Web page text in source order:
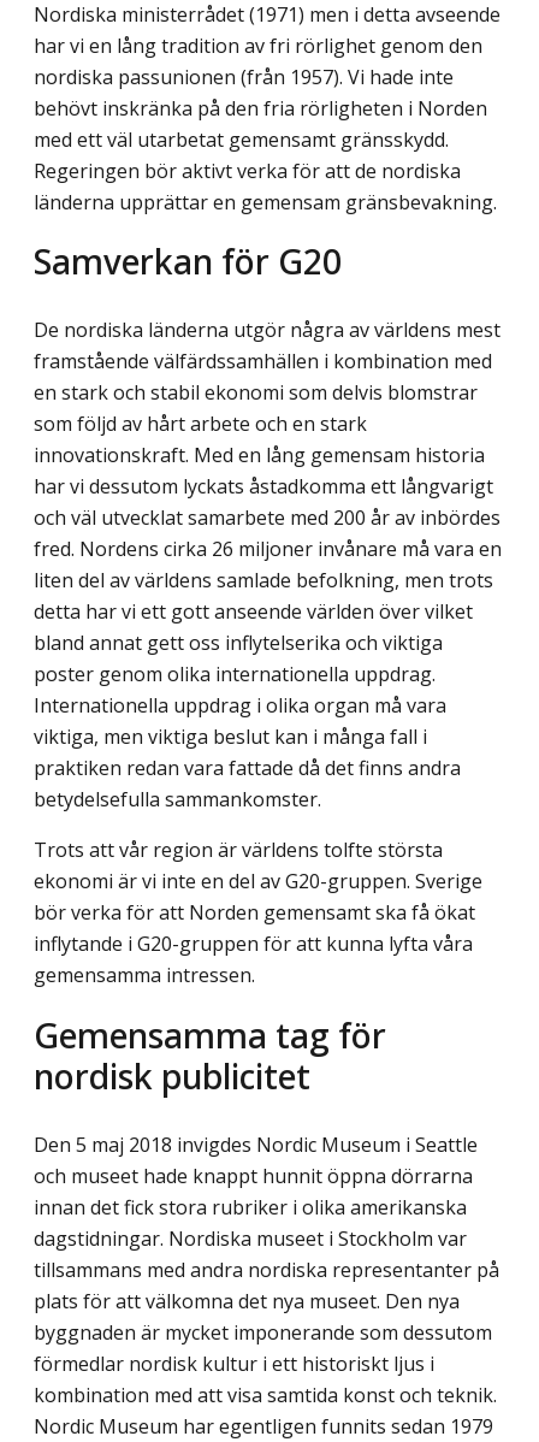
Nordiska ministerrådet (1971) men i detta avseende
har vi en lång tradition av fri rörlighet genom den
nordiska passunionen (från 1957). Vi hade inte
behövt inskränka på den fria rörligheten i Norden
med ett väl utarbetat gemensamt gränsskydd.
Regeringen bör aktivt verka för att de nordiska
länderna upprättar en gemensam gränsbevakning.
Samverkan för G20
De nordiska länderna utgör några av världens mest
framstående välfärdssamhällen i kombination med
en stark och stabil ekonomi som delvis blomstrar
som följd av hårt arbete och en stark
innovationskraft. Med en lång gemensam historia
har vi dessutom lyckats åstadkomma ett långvarigt
och väl utvecklat samarbete med 200 år av inbördes
fred. Nordens cirka 26 miljoner invånare må vara en
liten del av världens samlade befolkning, men trots
detta har vi ett gott anseende världen över vilket
bland annat gett oss inflytelserika och viktiga
poster genom olika internationella uppdrag.
Internationella uppdrag i olika organ må vara
viktiga, men viktiga beslut kan i många fall i
praktiken redan vara fattade då det finns andra
betydelsefulla sammankomster.
Trots att vår region är världens tolfte största
ekonomi är vi inte en del av G20-gruppen. Sverige
bör verka för att Norden gemensamt ska få ökat
inflytande i G20-gruppen för att kunna lyfta våra
gemensamma intressen.
Gemensamma tag för
nordisk publicitet
Den 5 maj 2018 invigdes Nordic Museum i Seattle
och museet hade knappt hunnit öppna dörrarna
innan det fick stora rubriker i olika amerikanska
dagstidningar. Nordiska museet i Stockholm var
tillsammans med andra nordiska representanter på
plats för att välkomna det nya museet. Den nya
byggnaden är mycket imponerande som dessutom
förmedlar nordisk kultur i ett historiskt ljus i
kombination med att visa samtida konst och teknik.
Nordic Museum har egentligen funnits sedan 1979